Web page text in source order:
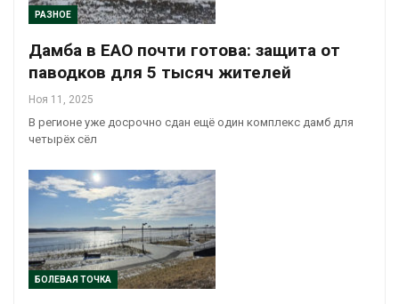
РАЗНОЕ
Дамба в ЕАО почти готова: защита от
паводков для 5 тысяч жителей
Ноя 11, 2025
В регионе уже досрочно сдан ещё один комплекс дамб для
четырёх сёл
БОЛЕВАЯ ТОЧКА